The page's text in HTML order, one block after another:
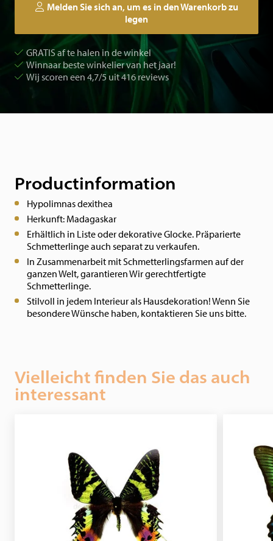
Melden Sie sich an, um es in den Warenkorb zu
legen
GRATIS af te halen in de winkel
Winnaar beste winkelier van het jaar!
Wij scoren een 4,7/5 uit 416 reviews
Productinformation
Hypolimnas dexithea
Herkunft: Madagaskar
Erhältlich in Liste oder dekorative Glocke. Präparierte
Schmetterlinge auch separat zu verkaufen.
In Zusammenarbeit mit Schmetterlingsfarmen auf der
ganzen Welt, garantieren Wir gerechtfertigte
Schmetterlinge.
Stilvoll in jedem Interieur als Hausdekoration! Wenn Sie
besondere Wünsche haben, kontaktieren Sie uns bitte.
Vielleicht finden Sie das auch
interessant